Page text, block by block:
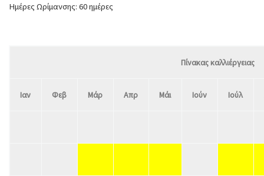
Ημέρες Ωρίμανσης: 60 ημέρες
Πίνακας καλλιέργειας
Ιαν Φεβ Μάρ Απρ Μάι Ιούν Ιούλ